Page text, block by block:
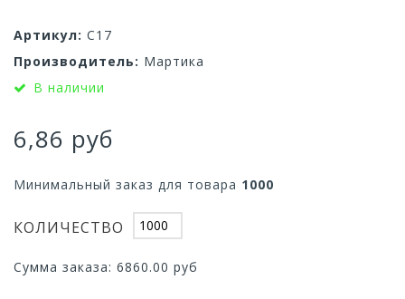
Артикул: С17
Производитель: Мартика
В наличии
6,86 руб
Минимальный заказ для товара 1000
КОЛИЧЕСТВО
Сумма заказа: 6860.00 руб